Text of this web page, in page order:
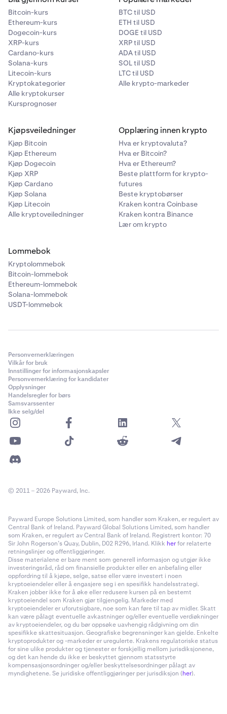
Bitcoin-kurs
Ethereum-kurs
Dogecoin-kurs
XRP-kurs
Cardano-kurs
Solana-kurs
Litecoin-kurs
Kryptokategorier
Alle kryptokurser
Kursprognoser
BTC til USD
ETH til USD
DOGE til USD
XRP til USD
ADA til USD
SOL til USD
LTC til USD
Alle krypto-markeder
Kjøpsveiledninger
Kjøp Bitcoin
Kjøp Ethereum
Kjøp Dogecoin
Kjøp XRP
Kjøp Cardano
Kjøp Solana
Kjøp Litecoin
Alle kryptoveiledninger
Opplæring innen krypto
Hva er kryptovaluta?
Hva er Bitcoin?
Hva er Ethereum?
Beste plattform for krypto-
futures
Beste kryptobørser
Kraken kontra Coinbase
Kraken kontra Binance
Lær om krypto
Lommebok
Kryptolommebok
Bitcoin-lommebok
Ethereum-lommebok
Solana-lommebok
USDT-lommebok
Personvernerklæringen
Vilkår for bruk
Innstillinger for informasjonskapsler
Personvernerklæring for kandidater
Opplysninger
Handelsregler for børs
Samsvarssenter
Ikke selg/del
© 2011 – 2026 Payward, Inc.
Payward Europe Solutions Limited, som handler som Kraken, er regulert av
Central Bank of Ireland. Payward Global Solutions Limited, som handler
som Kraken, er regulert av Central Bank of Ireland. Registrert kontor: 70
Sir John Rogerson’s Quay, Dublin, D02 R296, Irland. Klikk herfor relaterte
retningslinjer og offentliggjøringer.
Disse materialene er bare ment som generell informasjon og utgjør ikke
investeringsråd, råd om finansielle produkter eller en anbefaling eller
oppfordring til å kjøpe, selge, satse eller være investert i noen
kryptoeiendeler eller å engasjere seg i en spesifikk handelsstrategi.
Kraken jobber ikke for å øke eller redusere kursen på en bestemt
kryptoeiendel som Kraken gjør tilgjengelig. Markeder med
kryptoeiendeler er uforutsigbare, noe som kan føre til tap av midler. Skatt
kan være pålagt eventuelle avkastninger og/eller eventuelle verdiøkninger
av kryptoeiendeler, og du bør oppsøke uavhengig rådgivning om din
spesifikke skattesituasjon. Geografiske begrensninger kan gjelde. Enkelte
kryptoprodukter og -markeder er uregulerte. Krakens regulatoriske status
for sine ulike produkter og tjenester er forskjellig mellom jurisdiksjonene,
og det kan hende du ikke er beskyttet gjennom statsstyrte
kompensasjonsordninger og/eller beskyttelsesordninger pålagt av
myndighetene. Se juridiske offentliggjøringer per jurisdiksjon (her).